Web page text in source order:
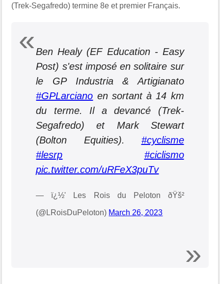
(Trek-Segafredo) termine 8e et premier Français.
Ben Healy (EF Education - Easy
Post) s'est imposé en solitaire sur
le GP Industria & Artigianato
#GPLarciano en sortant à 14 km
du terme. Il a devancé (Trek-
Segafredo) et Mark Stewart
(Bolton Equities). #cyclisme
#lesrp
#ciclismo
pic.twitter.com/uRFeX3puTv
— ï¿½' Les Rois du Peloton ðŸš²
(@LRoisDuPeloton) March 26, 2023